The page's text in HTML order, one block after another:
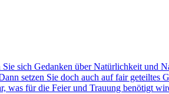
sich Gedanken über Natürlichkeit und
setzen Sie doch auch auf fair
was für die Feier und Trauung benötigt